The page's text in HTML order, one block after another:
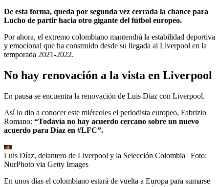
De esta forma, queda por segunda vez cerrada la chance para
Lucho de partir hacia otro gigante del fútbol europeo.
Por ahora, el extremo colombiano mantendrá la estabilidad deportiva
y emocional que ha construido desde su llegada al Liverpool en la
temporada 2021-2022.
No hay renovación a la vista en Liverpool
En pausa se encuentra la renovación de Luis Díaz con Liverpool.
Así lo dio a conocer este miércoles el periodista europeo, Fabrizio
Romano: “Todavía no hay acuerdo cercano sobre un nuevo
acuerdo para Díaz en #LFC”.
Luis Díaz, delantero de Liverpool y la Selección Colombia | Foto:
NurPhoto via Getty Images
En unos días el colombiano estará de vuelta a Europa para sumarse